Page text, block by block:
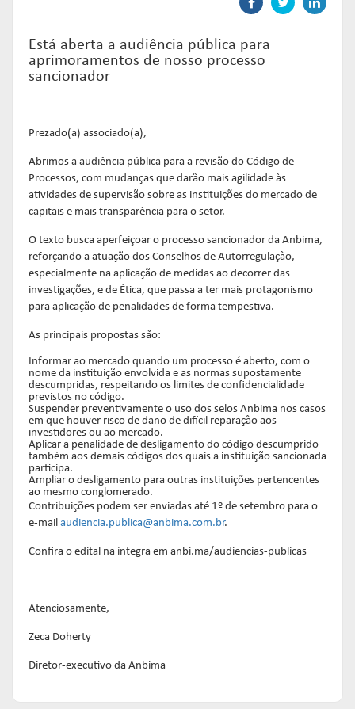
DIRETORIA
NOTÍCIAS
INFORMAR
CONSOLIDADO DIÁRIO DE
FUNDOS
estatísticas
PROJEÇÕES IPCA E IGP-M
fundos de investimentos
ENVIO DE DADOS
entenda o compromisso
INFORMAR
GESTÃO DE FUNDOS
ESTRUTURADOS
MACROECONÔMICO
NOTÍCIAS
BIBLIOTECA DE
DOCUMENTOS
entenda o compromisso
INSTITUIÇÕES
AUTORREGULADAS
HABILITAÇÃO DE
códigos
COMO ADERIR
sistemas
SSM
entenda o compromisso
entenda o compromisso
EDUCAR
Está aberta a audiência pública para
aprimoramentos de nosso processo
sancionador
Prezado(a) associado(a),
Abrimos a audiência pública para a revisão do Código de
Processos, com mudanças que darão mais agilidade às
atividades de supervisão sobre as instituições do mercado de
capitais e mais transparência para o setor.
O texto busca aperfeiçoar o processo sancionador da Anbima,
reforçando a atuação dos Conselhos de Autorregulação,
especialmente na aplicação de medidas ao decorrer das
investigações, e de Ética, que passa a ter mais protagonismo
para aplicação de penalidades de forma tempestiva.
As principais propostas são:
Informar ao mercado quando um processo é aberto, com o
nome da instituição envolvida e as normas supostamente
descumpridas, respeitando os limites de confidencialidade
previstos no código.
Suspender preventivamente o uso dos selos Anbima nos casos
em que houver risco de dano de difícil reparação aos
investidores ou ao mercado.
Aplicar a penalidade de desligamento do código descumprido
também aos demais códigos dos quais a instituição sancionada
participa.
Ampliar o desligamento para outras instituições pertencentes
ao mesmo conglomerado.
Contribuições podem ser enviadas até 1º de setembro para o
e-mail audiencia.publica@anbima.com.br.
Confira o edital na íntegra em anbi.ma/audiencias-publicas
Atenciosamente,
Zeca Doherty
Diretor-executivo da Anbima